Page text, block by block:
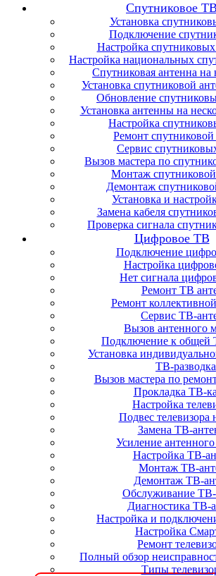
Спутниковое
Установка
Подключение
Настройка
Настройка национальных
Спутниковая антенна на
Установка спутниковой
Обновление
Установка антенны на
Настройка
Ремонт
Сервис
Вызов мастера по
Монтаж
Демонтаж
Установка и
Замена кабеля
Проверка сигнала
Цифровое ТВ
Подключение
Настройка
Нет сигнала
Ремонт ТВ
Ремонт
Сервис ТВ-
Вызов антенного
Подключение к общей
Установка
ТВ-разводка
Вызов мастера по
Прокладка ТВ-
Настройка
Подвес телевизора
Замена ТВ-
Усиление антенного
Настройка ТВ-
Монтаж ТВ-
Демонтаж ТВ-
Обслуживание ТВ-
Диагностика ТВ-
Настройка и
Настройка
Ремонт
Полный обзор
Типы